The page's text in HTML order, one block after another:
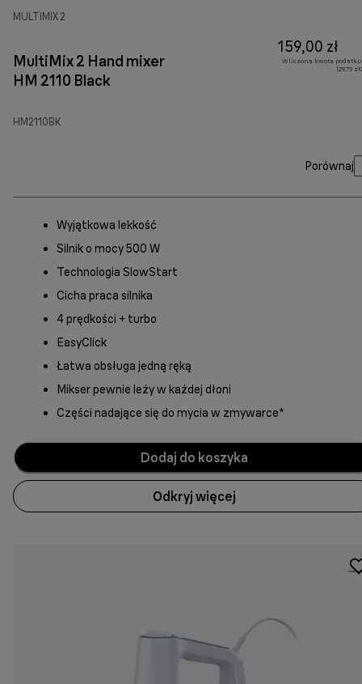
MULTIMIX 2
MultiMix 2 Hand mixer
HM 2110 Black
HM2110BK
159,00 zł
Wliczona kwota podatku
(29,73
Porównaj
Wyjątkowa lekkość
Silnik o mocy 500 W
Technologia SlowStart
Cicha praca silnika
4 prędkości + turbo
EasyClick
Łatwa obsługa jedną ręką
Mikser pewnie leży w każdej dłoni
Części nadające się do mycia w zmywarce*
Dodaj do koszyka
Odkryj więcej